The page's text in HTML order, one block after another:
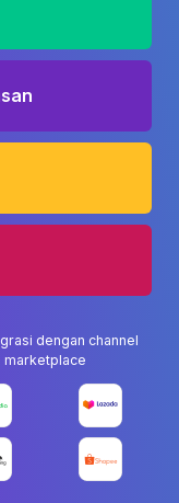
dengan channel
marketplace